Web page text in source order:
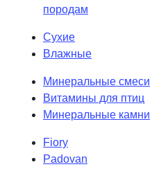
породам
Сухие
Влажные
Минеральные смеси
Витамины для птиц
Минеральные камни
Fiory
Padovan